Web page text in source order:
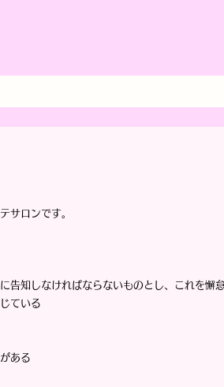
サロンです。
告知しなければならないものとし、これを懈
ている
ある